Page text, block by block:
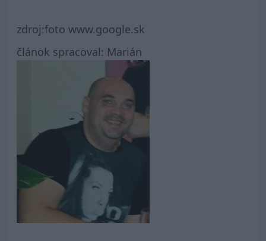
zdroj:foto www.google.sk
článok spracoval: Marián